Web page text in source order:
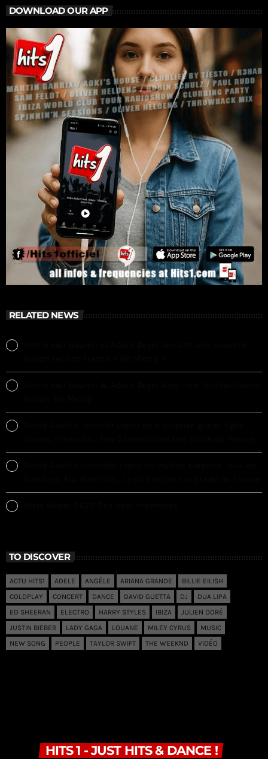
DOWNLOAD OUR APP
RELATED NEWS
TO DISCOVER
ACTU HITS1 ADELE ANGÈLE ARIANA GRANDE
BILLIE EILISH
COLDPLAY
CONCERT DANCE DAVID GUETTA DJ
DUA LIPA
ED SHEERAN
ELECTRO HARRY STYLES IBIZA
JULIEN DORÉ
JUSTIN BIEBER
LADY GAGA LOUANE MILEY CYRUS
MUSIC
NEW SONG
PEOPLE TAYLOR SWIFT THE WEEKND VIDÉO
HITS 1 - JUST HITS & DANCE !